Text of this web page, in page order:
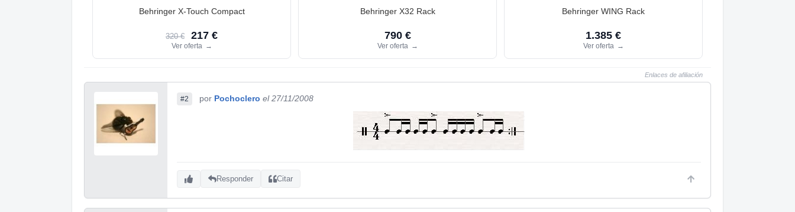
Behringer X-Touch Compact
320 € 217 €
Ver oferta →
Behringer X32 Rack
790 €
Ver oferta →
Behringer WING Rack
1.385 €
Ver oferta →
Enlaces de afiliación
#2 por Pochoclero el 27/11/2008
Responder Citar